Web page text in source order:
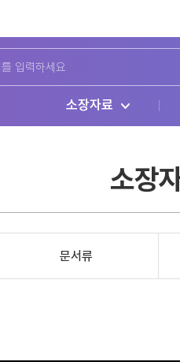
소장자료
소장
문서류